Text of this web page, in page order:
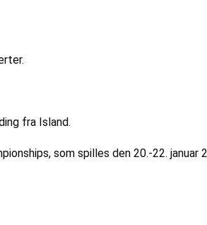
fra Island.
som spilles den 20.-22. januar